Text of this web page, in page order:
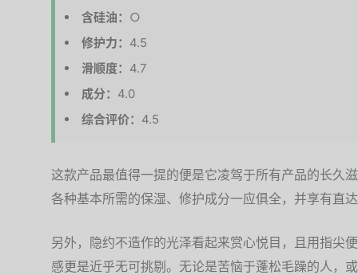
含硅油： ○
修护力： 4.5
滑顺度： 4.7
成分： 4.0
综合评价： 4.5
这款产品最值得一提的便是它凌驾于所有产品的长久
各种基本所需的保湿、修护成分一应俱全，并享有直
另外，隐约不造作的光泽看起来赏心悦目，且用指尖
感更是近乎无可挑剔。无论是苦恼于蓬松毛躁的人，